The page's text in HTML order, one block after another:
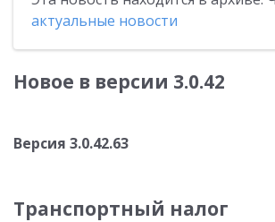
актуальные новости
Новое в версии 3.0.42
Версия 3.0.42.63
Транспортный налог